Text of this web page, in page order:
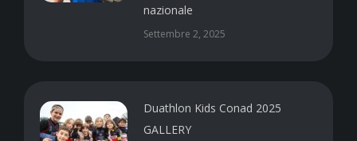
nazionale
Settembre 2, 2025
Duathlon Kids Conad 2025
GALLERY